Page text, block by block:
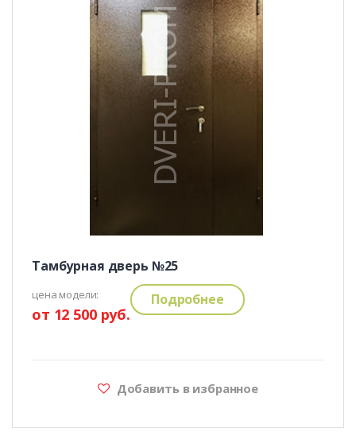
Тамбурная дверь №25
цена модели:
от 12 500 руб.
Подробнее
Добавить в избранное